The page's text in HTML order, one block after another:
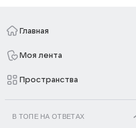
Главная
Моя лента
Пространства
В ТОПЕ НА ОТВЕТАХ